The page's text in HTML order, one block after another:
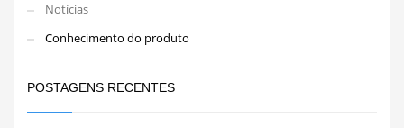
Notícias
Conhecimento do produto
POSTAGENS RECENTES